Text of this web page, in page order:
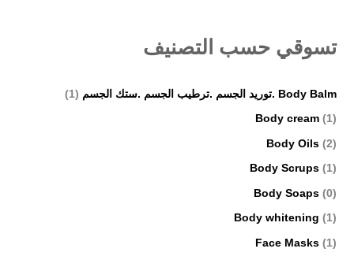
تسوقي حسب التصنيف
Body Balm .توريد الجسم .ترطيب الجسم .ستك الجسم
(1)
Body cream (1)
Body Oils (2)
Body Scrups (1)
Body Soaps (0)
Body whitening (1)
Face Masks (1)